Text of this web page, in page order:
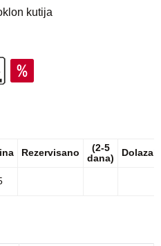
kutija
Rezervisano
(2-5
dana)
Dolazak